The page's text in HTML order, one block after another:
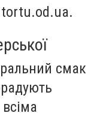
смак